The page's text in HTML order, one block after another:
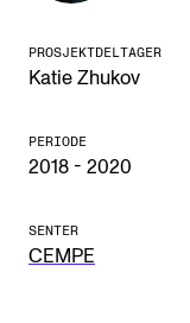
NordART
Publikasjoner
Utveksling
PROSJEKTDELTAGER
Katie Zhukov
PERIODE
2018 - 2020
SENTER
CEMPE